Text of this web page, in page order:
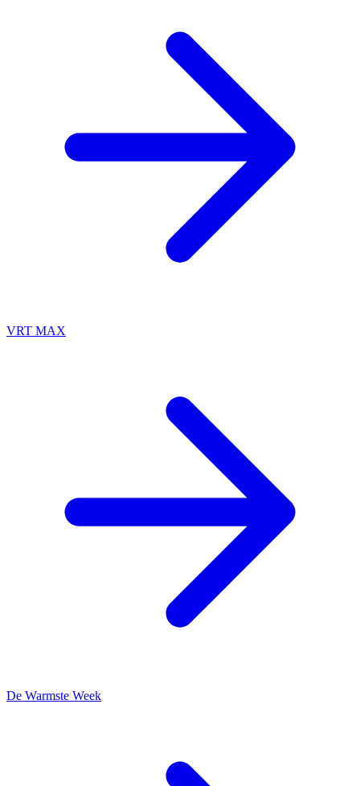
VRT MAX
De Warmste Week